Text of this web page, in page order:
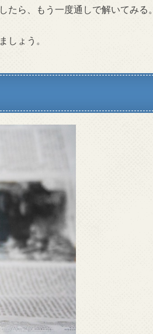
ら、もう一度通しで解いてみる。
しょう。